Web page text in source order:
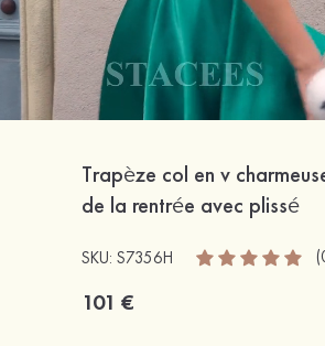
Trapèze col en v
de la rentrée avec plissé
SKU: S7356H
101 €